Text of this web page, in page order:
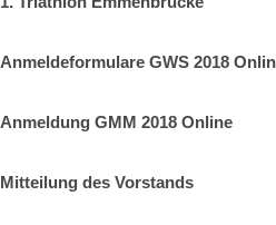
Anmeldeformulare GWS 2018
Anmeldung GMM 2018 Online
Mitteilung des Vorstands